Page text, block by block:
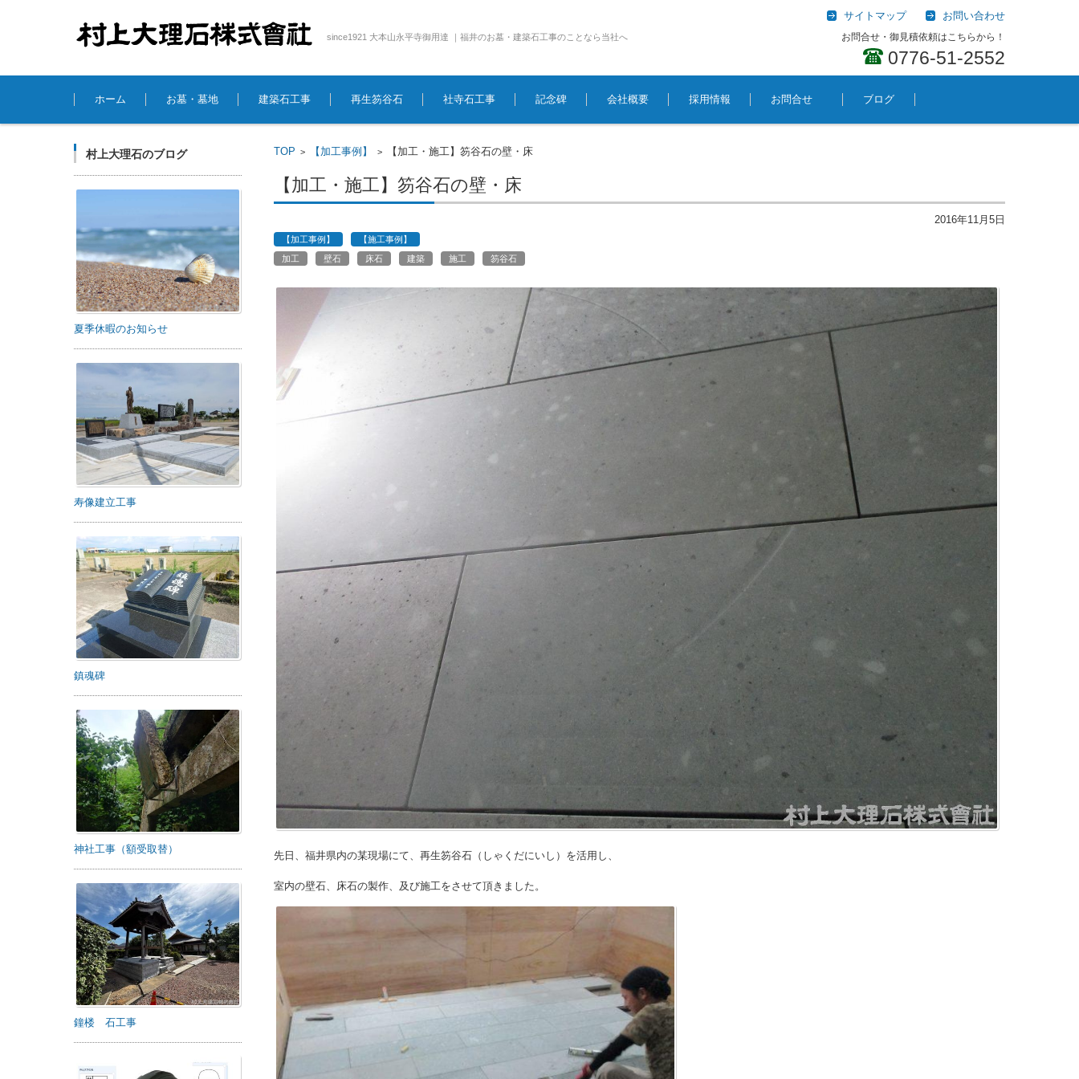
since1921 大本山永平寺御用達 ｜福井のお墓・建築石工事のことなら当社へ
サイトマップ お問い合わせ
お問合せ・御見積依頼はこちらから！
0776-51-2552
コンテンツに移動
ホーム
お墓・墓地 建築石工事 再生笏谷石 社寺石工事 記念碑 会社概要 採用情報 お問合せ ブログ
TOP > 【加工事例】 > 【加工・施工】笏谷石の壁・床
【加工・施工】笏谷石の壁・床
2016年11月5日
【加工事例】
【施工事例】
加工
壁石 床石 建築 施工 笏谷石
先日、福井県内の某現場にて、再生笏谷石（しゃくだにいし）を活用し、
室内の壁石、床石の製作、及び施工をさせて頂きました。
村上大理石のブログ
夏季休暇のお知らせ
寿像建立工事
鎮魂碑
神社工事（額受取替）
鐘楼 石工事